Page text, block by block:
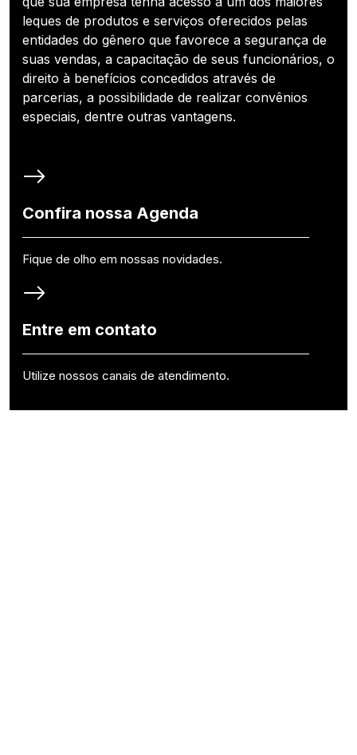
leques de produtos e serviços oferecidos pelas
entidades do gênero que favorece a segurança de
suas vendas, a capacitação de seus funcionários, o
direito à benefícios concedidos através de
parcerias, a possibilidade de realizar convênios
especiais, dentre outras vantagens.
Confira nossa Agenda
Fique de olho em nossas novidades.
Entre em contato
Utilize nossos canais de atendimento.